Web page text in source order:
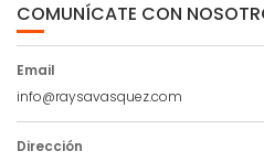
COMUNÍCATE CON
Email
info@raysavasquez.com
Dirección